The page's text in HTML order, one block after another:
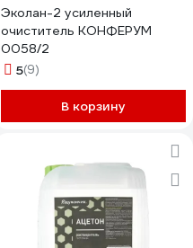
Эколан-2 усиленный
очиститель КОНФЕРУМ
0058/2
5(9)
В корзину